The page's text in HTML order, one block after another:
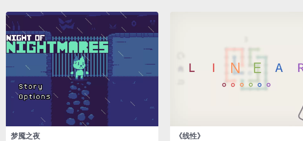
梦魇之夜 《线性》